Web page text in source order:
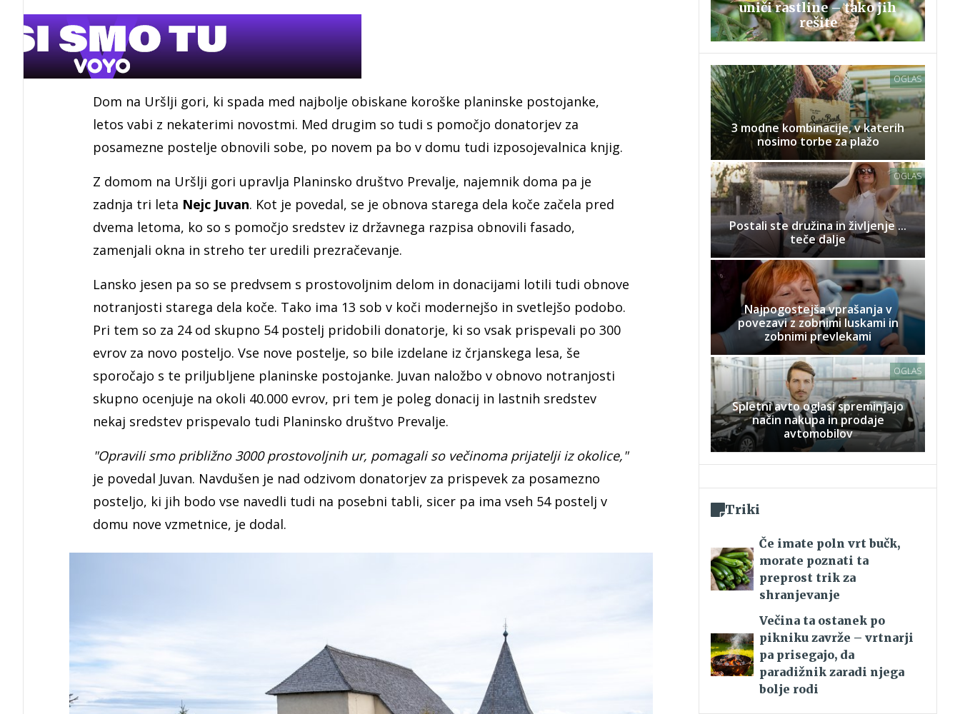
Dom na Uršlji gori, ki spada med najbolje obiskane koroške planinske postojanke,
letos vabi z nekaterimi novostmi. Med drugim so tudi s pomočjo donatorjev za
posamezne postelje obnovili sobe, po novem pa bo v domu tudi izposojevalnica knjig.
Z domom na Uršlji gori upravlja Planinsko društvo Prevalje, najemnik doma pa je
zadnja tri leta Nejc Juvan. Kot je povedal, se je obnova starega dela koče začela pred
dvema letoma, ko so s pomočjo sredstev iz državnega razpisa obnovili fasado,
zamenjali okna in streho ter uredili prezračevanje.
Lansko jesen pa so se predvsem s prostovoljnim delom in donacijami lotili tudi obnove
notranjosti starega dela koče. Tako ima 13 sob v koči modernejšo in svetlejšo podobo.
Pri tem so za 24 od skupno 54 postelj pridobili donatorje, ki so vsak prispevali po 300
evrov za novo posteljo. Vse nove postelje, so bile izdelane iz črjanskega lesa, še
sporočajo s te priljubljene planinske postojanke. Juvan naložbo v obnovo notranjosti
skupno ocenjuje na okoli 40.000 evrov, pri tem je poleg donacij in lastnih sredstev
nekaj sredstev prispevalo tudi Planinsko društvo Prevalje.
"Opravili smo približno 3000 prostovoljnih ur, pomagali so večinoma prijatelji iz okolice,"
je povedal Juvan. Navdušen je nad odzivom donatorjev za prispevek za posamezno
posteljo, ki jih bodo vse navedli tudi na posebni tabli, sicer pa ima vseh 54 postelj v
domu nove vzmetnice, je dodal.
uniči rastline – tako jih
rešite
OGLAS
3 modne kombinacije, v katerih
nosimo torbe za plažo
OGLAS
Postali ste družina in življenje ...
teče dalje
Najpogostejša vprašanja v
povezavi z zobnimi luskami in
zobnimi prevlekami
OGLAS
Spletni avto oglasi spreminjajo
način nakupa in prodaje
avtomobilov
Triki
Če imate poln vrt bučk,
morate poznati ta
preprost trik za
shranjevanje
Večina ta ostanek po
pikniku zavrže – vrtnarji
pa prisegajo, da
paradižnik zaradi njega
bolje rodi